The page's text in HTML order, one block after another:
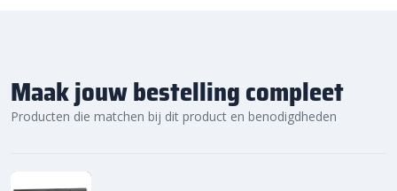
Maak jouw bestelling compleet
Producten die matchen bij dit product en benodigdheden